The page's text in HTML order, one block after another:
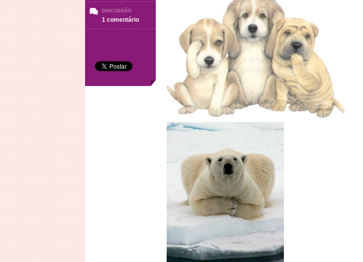
DISCUSSÃO
1 comentárioem
Animais